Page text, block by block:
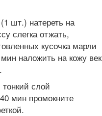
шт.) натереть на
слегка отжать,
кусочка марли
наложить на кожу век
слой
мин промокните